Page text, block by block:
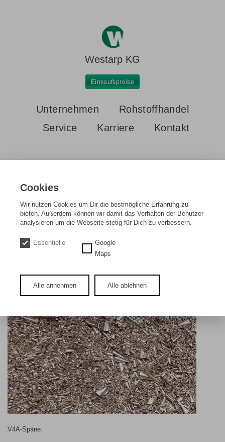
Westarp KG
Einkaufspreise
Unternehmen
Rohstoffhandel
Service
Karriere Kontakt
Startseite Einkaufspreise V4A Späne
DE
V4A-Späne.
Cookies
Wir nutzen Cookies um Dir die bestmögliche Erfahrung zu
bieten. Außerdem können wir damit das Verhalten der Benutzer
analysieren um die Webseite stetig für Dich zu verbessern.
Essentielle
Google
Maps
Alle annehmen Alle ablehnen